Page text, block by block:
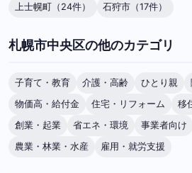
上士幌町（24件）
石狩市（17件）
札幌市中央区の他のカテゴリ
子育て・教育 介護・高齢 ひとり親
物価高・給付金
住宅・リフォーム 移
創業・起業
省エネ・環境 事業者向け
農業・林業・水産
雇用・就労支援